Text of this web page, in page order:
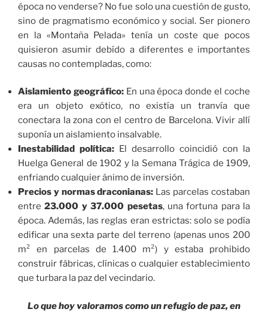
época no venderse? No fue solo una cuestión de gusto,
sino de pragmatismo económico y social. Ser pionero
en la «Montaña Pelada» tenía un coste que pocos
quisieron asumir debído a diferentes e importantes
causas no contempladas, como:
Aislamiento geográfico:En una época donde el coche
era un objeto exótico, no existía un tranvía que
conectara la zona con el centro de Barcelona. Vivir allí
suponía un aislamiento insalvable.
Inestabilidad política: El desarrollo coincidió con la
Huelga General de 1902 y la Semana Trágica de 1909,
enfriando cualquier ánimo de inversión.
Precios y normas draconianas: Las parcelas costaban
entre23.000 y 37.000 pesetas, una fortuna para la
época. Además, las reglas eran estrictas: solo se podía
edificar una sexta parte del terreno (apenas unos 200
m² en parcelas de 1.400 m²) y estaba prohibido
construir fábricas, clínicas o cualquier establecimiento
que turbara la paz del vecindario.
Lo que hoy valoramos como un refugio de paz, en